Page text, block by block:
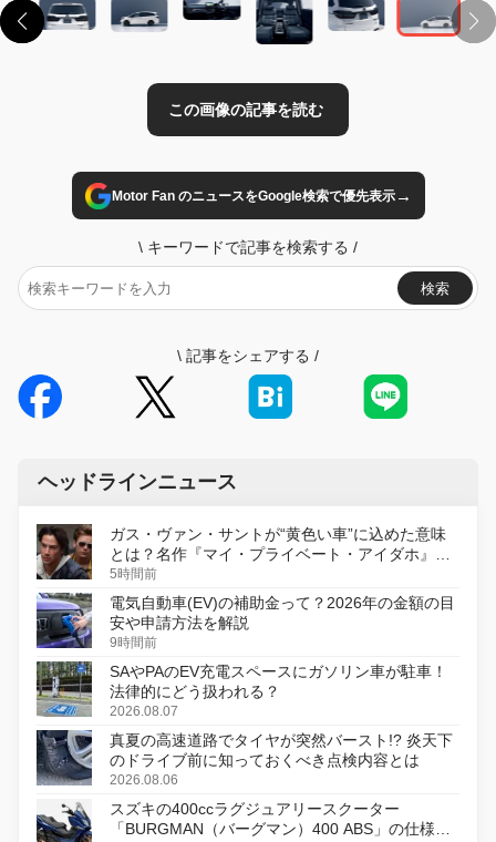
Motor Fan のニュースをGoogle検索で優先表示→
\ キーワードで記事を検索する /
検索
\ 記事をシェアする /
ヘッドラインニュース
ガス・ヴァン・サントが“黄色い車”に込めた意味
とは？名作『マイ・プライベート・アイダホ』が
初のデジタルリマスター版で復活
5時間前
電気自動車(EV)の補助金って？2026年の金額の目
安や申請方法を解説
9時間前
SAやPAのEV充電スペースにガソリン車が駐車！
法律的にどう扱われる？
2026.08.07
真夏の高速道路でタイヤが突然バースト!? 炎天下
のドライブ前に知っておくべき点検内容とは
2026.08.06
スズキの400ccラグジュアリースクーター
「BURGMAN（バーグマン）400 ABS」の仕様を